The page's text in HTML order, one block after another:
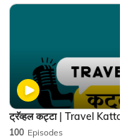
100 Episodes